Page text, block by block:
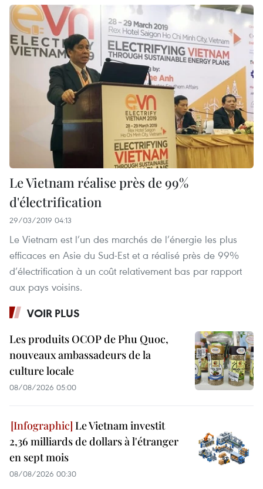
Le Vietnam réalise près de 99%
d'électrification
29/03/2019 04:13
Le Vietnam est l’un des marchés de l’énergie les plus
efficaces en Asie du Sud-Est et a réalisé près de 99%
d’électrification à un coût relativement bas par rapport
aux pays voisins.
VOIR PLUS
Les produits OCOP de Phu Quoc,
nouveaux ambassadeurs de la
culture locale
08/08/2026 05:00
Le Vietnam investit
2,36 milliards de dollars à l'étranger
en sept mois
08/08/2026 00:30